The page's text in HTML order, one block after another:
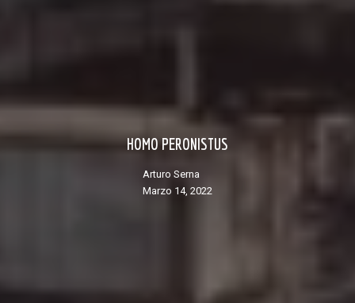
HOMO PERONISTUS
Arturo Serna
marzo 14, 2022